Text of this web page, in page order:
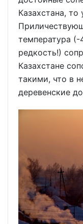
Казахстана, то
температура
редкость!)
Казахстане
такими, что в
деревенские